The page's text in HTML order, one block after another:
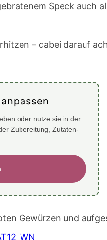
Speck auch
– dabei darauf
oder nutze sie in der
Zubereitung, Zutaten-